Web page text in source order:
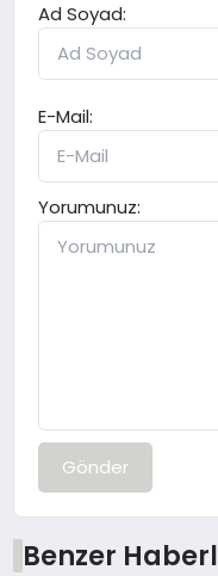
Ad Soyad:
E-Mail:
Yorumunuz:
Gönder
Benzer